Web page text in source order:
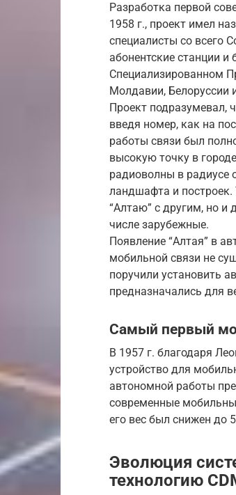
Разработка первой
1958 г., проект имел
специалисты со всего
абонентские станции
Специализированном
Молдавии, Белоруссии
Проект подразумевал,
введя номер, как на
работы связи был
высокую точку в
радиоволны в радиусе
ландшафта и построек.
“Алтаю” с другим, но и
числе зарубежные.
Появление “Алтая” в
мобильной связи не
поручили установить
предназначались для
Самый первый
В 1957 г. благодаря
устройство для
автономной работы
современные
его вес был снижен до
Эволюция
технологию